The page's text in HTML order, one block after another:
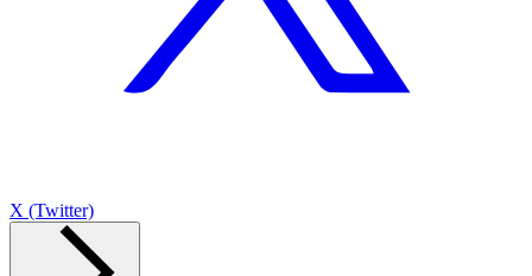
X (Twitter)